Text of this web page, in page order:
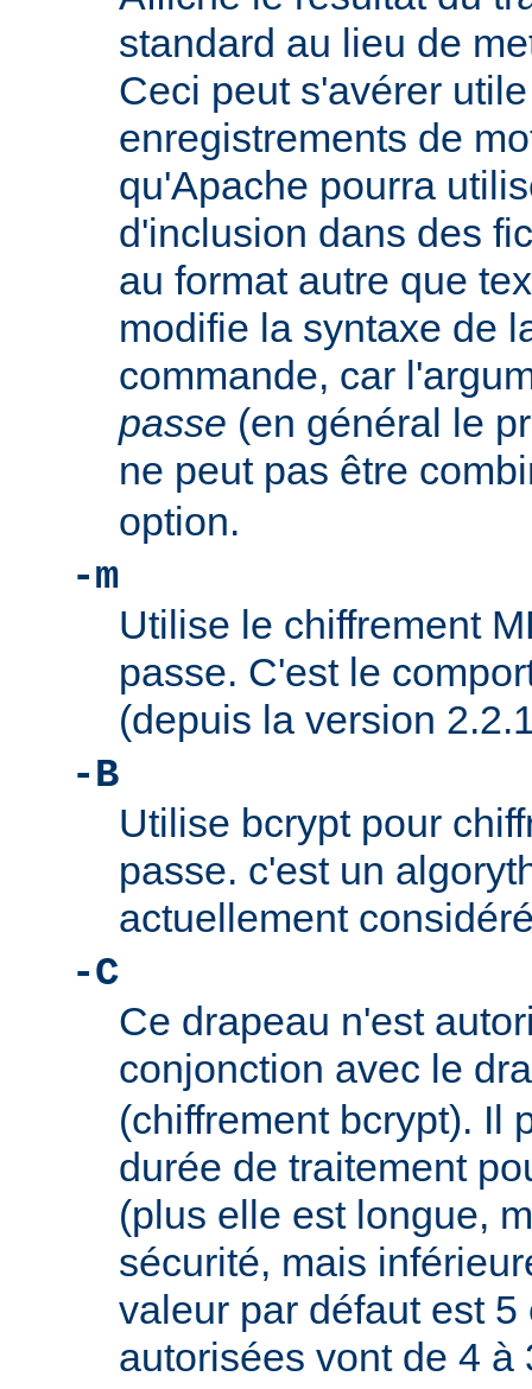
standard au lieu de
Ceci peut s'avérer
enregistrements de
qu'Apache pourra
d'inclusion dans des
au format autre que
modifie la syntaxe de
commande, car
passe (en général le
ne peut pas être
option.
-m
Utilise le chiffrement
passe. C'est le
(depuis la version
-B
Utilise bcrypt pour
passe. c'est un
actuellement
-C
Ce drapeau n'est
conjonction avec le
(chiffrement bcrypt). Il
durée de traitement
(plus elle est longue,
sécurité, mais
valeur par défaut est
autorisées vont de 4 à